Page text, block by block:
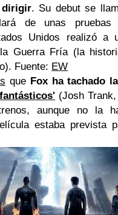
dirigir. Su debut se
de unas pruebas
Unidos realizó a
Guerra Fría (la
Fuente: EW
que Fox ha tachado
(Josh
aunque no la
estaba prevista